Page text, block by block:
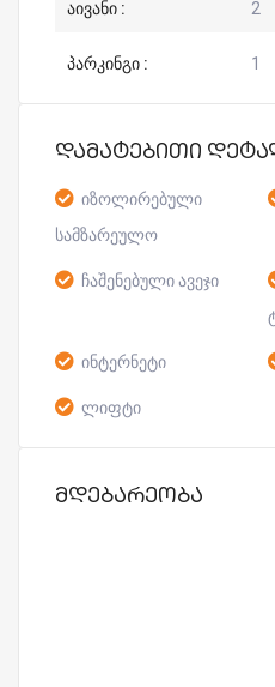
აივანი : 2
პარკინგი : 1
დამატებითი
იზოლირებული
სამზარეულო
ჩაშენებული ავეჯი
ინტერნეტი
ლიფტი
მდებარეობა